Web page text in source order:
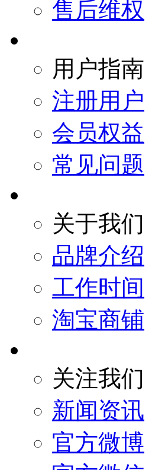
售后维权
用户指南
注册用户
会员权益
常见问题
关于我们
品牌介绍
工作时间
淘宝商铺
关注我们
新闻资讯
官方微博